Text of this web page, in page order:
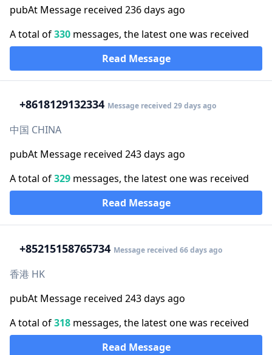
pubAt Message received 236 days ago
A total of330 messages, the latest one was received
Read Message
+8618129132334 Message received 29 days ago
中国 CHINA
pubAt Message received 243 days ago
A total of329 messages, the latest one was received
Read Message
+85215158765734 Message received 66 days ago
香港 HK
pubAt Message received 243 days ago
A total of318 messages, the latest one was received
Read Message